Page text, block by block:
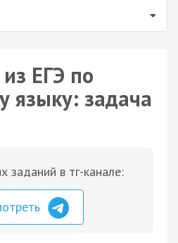
ЕГЭ по
языку: задача
заданий в тг-канале: